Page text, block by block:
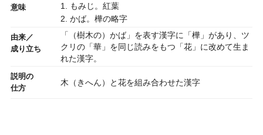
意味
1. もみじ。紅葉
2. かば。樺の略字
由来／
成り立ち
「（樹木の）かば」を表す漢字に「樺」があり、ツ
クリの「華」を同じ読みをもつ「花」に改めて生ま
れた漢字。
説明の
仕方
木（きへん）と花を組み合わせた漢字